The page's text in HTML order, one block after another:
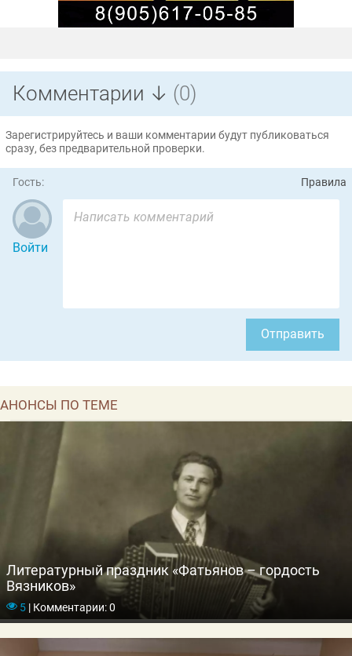
Комментарии ↓ (0)
Зарегистрируйтесь и ваши комментарии будут публиковаться
сразу, без предварительной проверки.
Гость: Правила
Войти
Отправить
АНОНСЫ ПО ТЕМЕ
Литературный праздник «Фатьянов – гордость
Вязников»
5 |Комментарии: 0